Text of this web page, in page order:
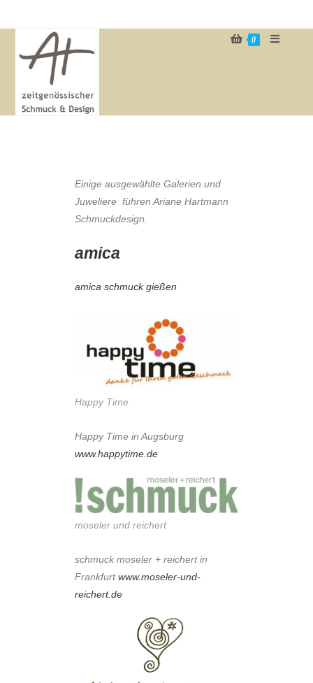
0
Einige ausgewählte Galerien und
Juweliere führen Ariane Hartmann
Schmuckdesign.
amica
amica schmuck gießen
Happy Time
Happy Time in Augsburg
www.happytime.de
moseler und reichert
schmuck moseler + reichert in
Frankfurtwww.moseler-und-
reichert.de